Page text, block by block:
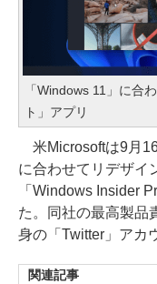
「Windows 11」に合
ト」アプリ
米Microsoftは9月
に合わせてリデザイ
「Windows Insider
た。同社の最高製品
身の「Twitter」アカ
関連記事